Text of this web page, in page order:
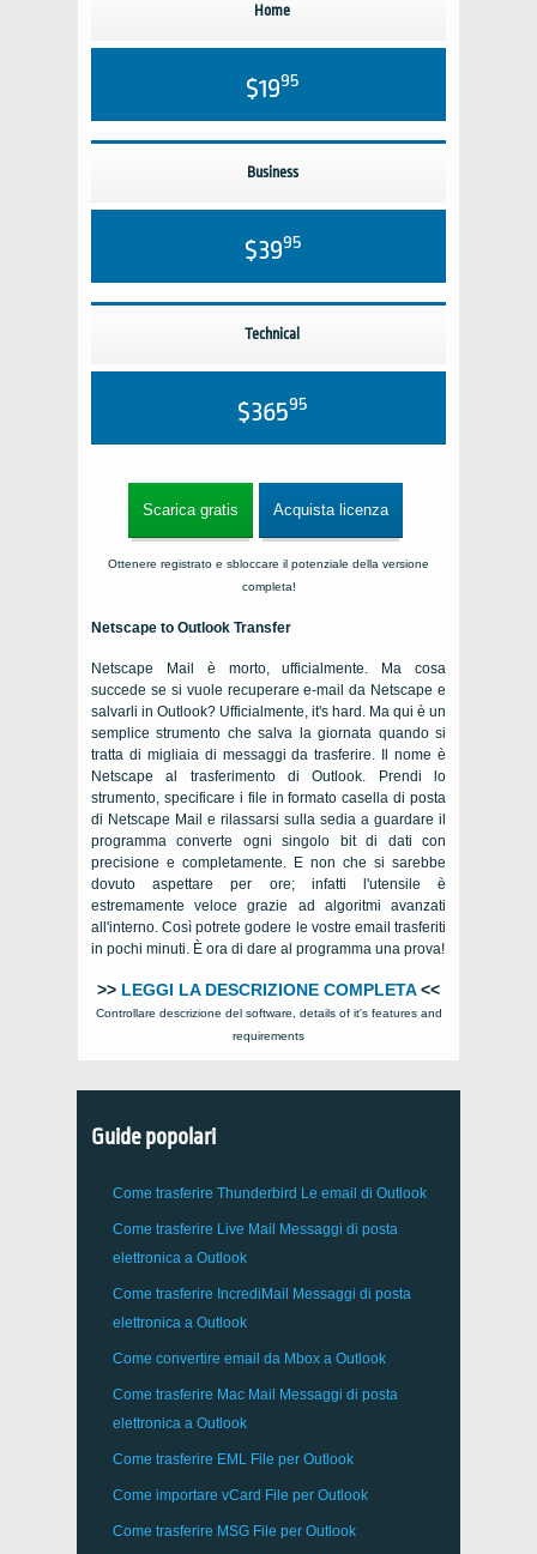
Home
$1995
Business
$3995
Technical
$36595
Scarica gratis Acquista licenza
Ottenere registrato e sbloccare il potenziale della versione
completa!
Netscape to Outlook Transfer
Netscape Mail è morto, ufficialmente. Ma cosa
succede se si vuole recuperare e-mail da Netscape e
salvarli in Outlook? Ufficialmente, it's hard . Ma qui è un
semplice strumento che salva la giornata quando si
tratta di migliaia di messaggi da trasferire. Il nome è
Netscape al trasferimento di Outlook. Prendi lo
strumento, specificare i file in formato casella di posta
di Netscape Mail e rilassarsi sulla sedia a guardare il
programma converte ogni singolo bit di dati con
precisione e completamente. E non che si sarebbe
dovuto aspettare per ore; infatti l'utensile è
estremamente veloce grazie ad algoritmi avanzati
all'interno. Così potrete godere le vostre email trasferiti
in pochi minuti. È ora di dare al programma una prova!
>> LEGGI LA DESCRIZIONE COMPLETA<<
Controllare descrizione del software, details of it's features and
requirements
Guide popolari
Come trasferire Thunderbird Le email di Outlook
Come trasferire Live Mail Messaggi di posta
elettronica a Outlook
Come trasferire IncrediMail Messaggi di posta
elettronica a Outlook
Come convertire email da Mbox a Outlook
Come trasferire Mac Mail Messaggi di posta
elettronica a Outlook
Come trasferire EML File per Outlook
Come importare vCard File per Outlook
Come trasferire MSG File per Outlook